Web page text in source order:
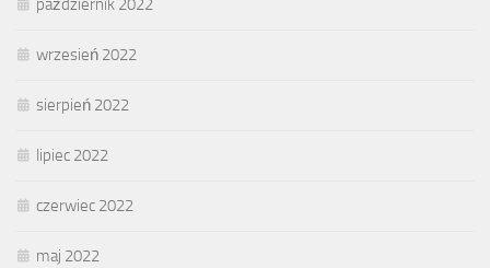
październik 2022
wrzesień 2022
sierpień 2022
lipiec 2022
czerwiec 2022
maj 2022